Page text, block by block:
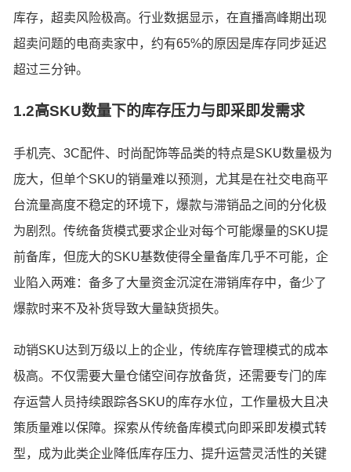
库存，超卖风险极高。行业数据显示，在直播高峰期出现
超卖问题的电商卖家中，约有65%的原因是库存同步延迟
超过三分钟。
1.2高SKU数量下的库存压力与即采即发需求
手机壳、3C配件、时尚配饰等品类的特点是SKU数量极为
庞大，但单个SKU的销量难以预测，尤其是在社交电商平
台流量高度不稳定的环境下，爆款与滞销品之间的分化极
为剧烈。传统备货模式要求企业对每个可能爆量的SKU提
前备库，但庞大的SKU基数使得全量备库几乎不可能，企
业陷入两难：备多了大量资金沉淀在滞销库存中，备少了
爆款时来不及补货导致大量缺货损失。
动销SKU达到万级以上的企业，传统库存管理模式的成本
极高。不仅需要大量仓储空间存放备货，还需要专门的库
存运营人员持续跟踪各SKU的库存水位，工作量极大且决
策质量难以保障。探索从传统备库模式向即采即发模式转
型，成为此类企业降低库存压力、提升运营灵活性的关键